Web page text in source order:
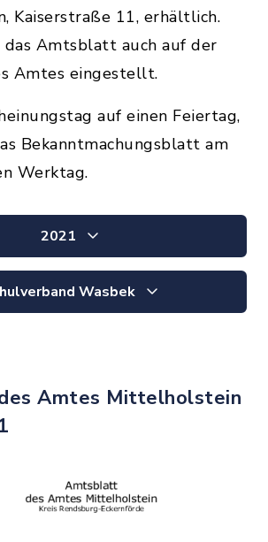
Kaiserstraße 11, erhältlich.
das Amtsblatt auch auf der
Amtes eingestellt.
auf einen Feiertag,
Bekanntmachungsblatt am
Werktag.
2021
Wasbek
Amtes Mittelholstein